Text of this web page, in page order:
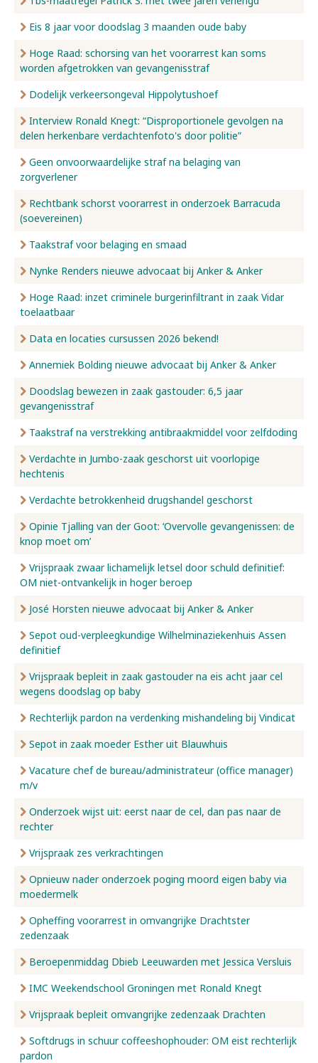
Eis 8 jaar voor doodslag 3 maanden oude baby
Hoge Raad: schorsing van het voorarrest kan soms
worden afgetrokken van gevangenisstraf
Dodelijk verkeersongeval Hippolytushoef
Interview Ronald Knegt: “Disproportionele gevolgen na
delen herkenbare verdachtenfoto's door politie”
Geen onvoorwaardelijke straf na belaging van
zorgverlener
Rechtbank schorst voorarrest in onderzoek Barracuda
(soevereinen)
Taakstraf voor belaging en smaad
Nynke Renders nieuwe advocaat bij Anker & Anker
Hoge Raad: inzet criminele burgerinfiltrant in zaak Vidar
toelaatbaar
Data en locaties cursussen 2026 bekend!
Annemiek Bolding nieuwe advocaat bij Anker & Anker
Doodslag bewezen in zaak gastouder: 6,5 jaar
gevangenisstraf
Taakstraf na verstrekking antibraakmiddel voor zelfdoding
Verdachte in Jumbo-zaak geschorst uit voorlopige
hechtenis
Verdachte betrokkenheid drugshandel geschorst
Opinie Tjalling van der Goot: ‘Overvolle gevangenissen: de
knop moet om’
Vrijspraak zwaar lichamelijk letsel door schuld definitief:
OM niet-ontvankelijk in hoger beroep
José Horsten nieuwe advocaat bij Anker & Anker
Sepot oud-verpleegkundige Wilhelminaziekenhuis Assen
definitief
Vrijspraak bepleit in zaak gastouder na eis acht jaar cel
wegens doodslag op baby
Rechterlijk pardon na verdenking mishandeling bij Vindicat
Sepot in zaak moeder Esther uit Blauwhuis
Vacature chef de bureau/administrateur (office manager)
m/v
Onderzoek wijst uit: eerst naar de cel, dan pas naar de
rechter
Vrijspraak zes verkrachtingen
Opnieuw nader onderzoek poging moord eigen baby via
moedermelk
Opheffing voorarrest in omvangrijke Drachtster
zedenzaak
Beroepenmiddag Dbieb Leeuwarden met Jessica Versluis
IMC Weekendschool Groningen met Ronald Knegt
Vrijspraak bepleit omvangrijke zedenzaak Drachten
Softdrugs in schuur coffeeshophouder: OM eist rechterlijk
pardon